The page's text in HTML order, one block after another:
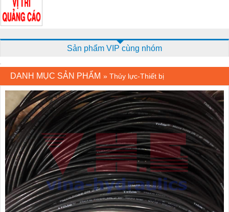
Sản phẩm VIP cùng nhóm
DANH MỤC SẢN PHẨM » Thủy lực-Thiết bị